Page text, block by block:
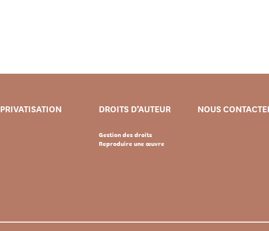
PRIVATISATION DROITS D’AUTEUR
Gestion des droits
Reproduire une œuvre
NOUS